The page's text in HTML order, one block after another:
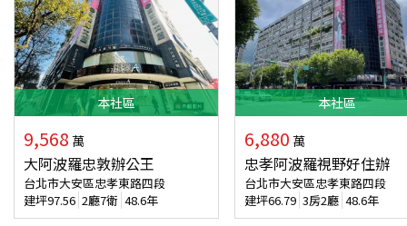
本社區
9,568 萬
大阿波羅忠敦辦公王
台北市大安區忠孝東路四段
建坪97.56 2廳7衛 48.6年
本社區
6,880 萬
忠孝阿波羅視野好住辦
台北市大安區忠孝東路四段
建坪66.79 3房2廳 48.6年